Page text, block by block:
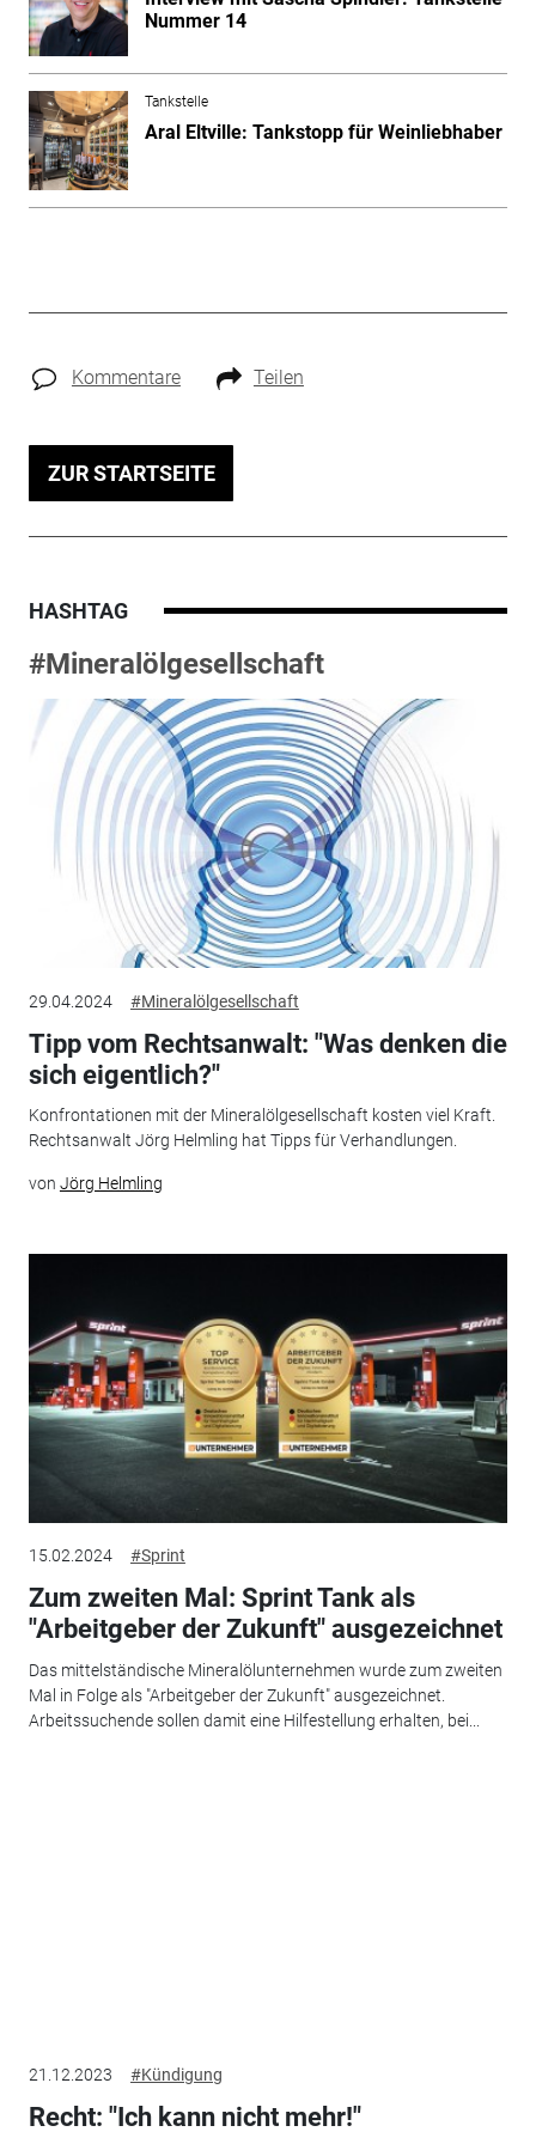
Nummer 14
Tankstelle
Aral Eltville: Tankstopp für Weinliebhaber
Kommentare Teilen
ZUR STARTSEITE
HASHTAG
#Mineralölgesellschaft
29.04.2024 #Mineralölgesellschaft
Tipp vom Rechtsanwalt: "Was denken die
sich ­eigentlich?"
Konfrontationen mit der Mineralölgesellschaft kosten viel Kraft.
Rechtsanwalt Jörg Helmling hat Tipps für Verhandlungen.
von Jörg Helmling
15.02.2024 #Sprint
Zum zweiten Mal: Sprint Tank als
"Arbeitgeber der Zukunft" ausgezeichnet
Das mittelständische Mineralölunternehmen wurde zum zweiten
Mal in Folge als "Arbeitgeber der Zukunft" ausgezeichnet.
Arbeitssuchende sollen damit eine Hilfestellung erhalten, bei...
21.12.2023 #Kündigung
Recht: "Ich kann nicht mehr!"